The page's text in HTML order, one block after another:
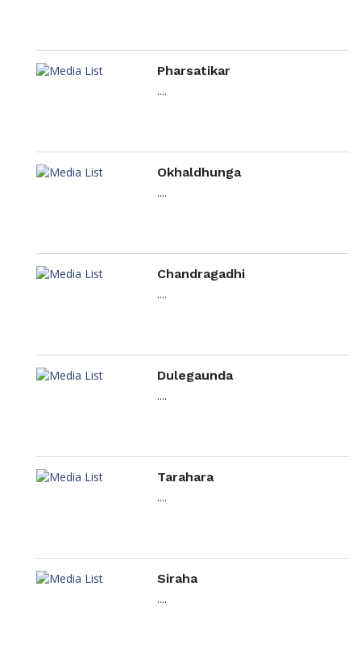
Pharsatikar
....
Okhaldhunga
....
Chandragadhi
....
Dulegaunda
....
Tarahara
....
Siraha
....